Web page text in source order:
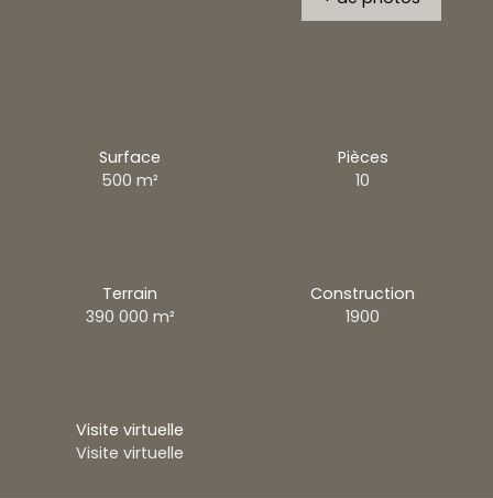
Surface
500m²
Pièces
10
Terrain
390 000 m²
Construction
1900
Visite virtuelle
Visite virtuelle